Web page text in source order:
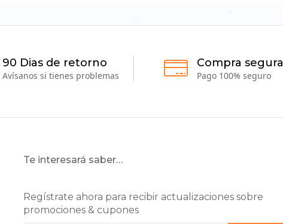
90 Dias de retorno
Avísanos si tienes problemas
Compra segura
Pago 100% seguro
Te interesará saber…
Regístrate ahora para recibir actualizaciones sobre
promociones & cupones